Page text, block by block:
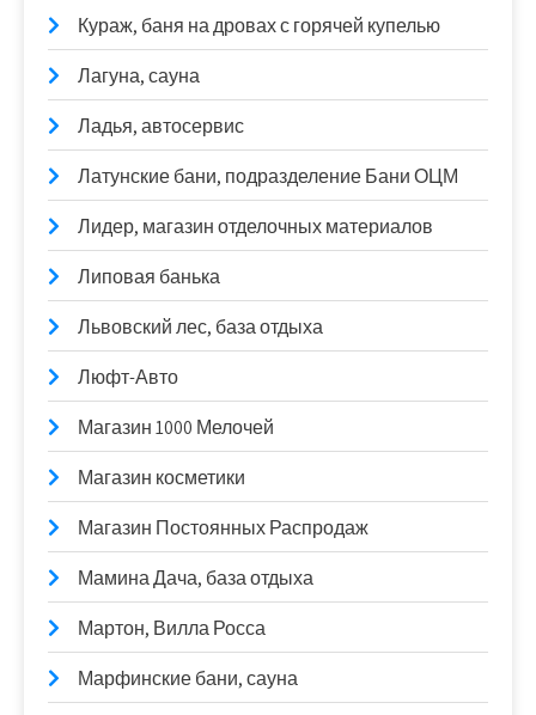
Кураж, баня на дровах с горячей купелью
Лагуна, сауна
Ладья, автосервис
Латунские бани, подразделение Бани ОЦМ
Лидер, магазин отделочных материалов
Липовая банька
Львовский лес, база отдыха
Люфт-Авто
Магазин 1000 Мелочей
Магазин косметики
Магазин Постоянных Распродаж
Мамина Дача, база отдыха
Мартон, Вилла Росса
Марфинские бани, сауна